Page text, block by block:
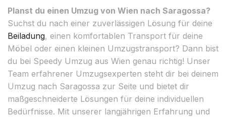
Planst du einen Umzug von Wien nach Saragossa?
Suchst du nach einer zuverlässigen Lösung für deine
Beiladung, einen komfortablen Transport für deine
Möbel oder einen kleinen Umzugstransport? Dann bist
du bei Speedy Umzug aus Wien genau richtig! Unser
Team erfahrener Umzugsexperten steht dir bei deinem
Umzug nach Saragossa zur Seite und bietet dir
maßgeschneiderte Lösungen für deine individuellen
Bedürfnisse. Mit unserer langjährigen Erfahrung und